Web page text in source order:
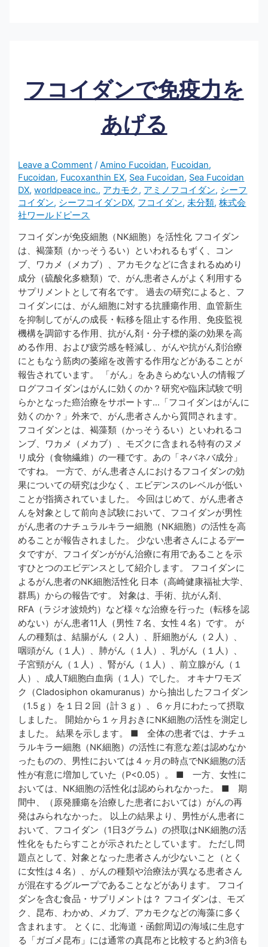
フコイダンで免疫力を
あげる
Leave a Comment /Amino Fucoidan, Fucoidan,
Fucoidan, Fucoxanthin EX, Sea Fucoidan, Sea Fucoidan
DX,worldpeace inc., アカモク, アミノフコイダン, シーフ
コイダン, シーフコイダンDX, フコイダン,未分類,株式会
社ワールドピース
フコイダンが免疫細胞（NK細胞）を活性化 フコイダン
は、褐藻類（かっそうるい）といわれるもずく、コン
ブ、ワカメ（メカブ）、アカモクなどに含まれるぬめり
成分（硫酸化多糖類）で、がん患者さんがよく利用する
サプリメントとして有名です。 過去の研究によると、フ
コイダンには、がん細胞に対する抗腫瘍作用、血管新生
を抑制してがんの成長・転移を阻止する作用、免疫監視
機構を調節する作用、抗がん剤・分子標的薬の効果を高
める作用、および疲労感を軽減し、がんや抗がん剤治療
にともなう筋肉の萎縮を改善する作用などがあることが
報告されています。 「がん」をあきらめない人の情報ブ
ログフコイダンはがんに効くのか？研究や臨床試験で明
らかとなった癌治療をサポートす…「フコイダンはがんに
効くのか？」外来で、がん患者さんから質問されます。
フコイダンとは、褐藻類（かっそうるい）といわれるコ
ンブ、ワカメ（メカブ）、モズクに含まれる特有のヌメ
リ成分（食物繊維）の一種です。あの「ネバネバ成分」
ですね。 一方で、がん患者さんにおけるフコイダンの効
果についての研究は少なく、エビデンスのレベルが低い
ことが指摘されていました。 今回はじめて、がん患者さ
んを対象として前向き試験において、フコイダンが男性
がん患者のナチュラルキラー細胞（NK細胞）の活性を高
めることが報告されました。 少ない患者さんによるデー
タですが、フコイダンががん治療に有用であることを示
すひとつのエビデンスとして紹介します。 フコイダンに
よるがん患者のNK細胞活性化 日本（高崎健康福祉大学、
群馬）からの報告です。 対象は、手術、抗がん剤、
RFA（ラジオ波焼灼）など様々な治療を行った（転移を認
めない）がん患者11人（男性７名、女性４名）です。 が
んの種類は、結腸がん（２人）、肝細胞がん（２人）、
咽頭がん（１人）、肺がん（１人）、乳がん（１人）、
子宮頸がん（１人）、腎がん（１人）、前立腺がん（１
人）、成人T細胞白血病（１人）でした。 オキナワモズ
ク（Cladosiphon okamuranus）から抽出したフコイダン
（1.5ｇ）を１日２回（計３ｇ）、６ヶ月にわたって摂取
しました。 開始から１ヶ月おきにNK細胞の活性を測定し
ました。 結果を示します。 ■ 全体の患者では、ナチュ
ラルキラー細胞（NK細胞）の活性に有意な差は認めなか
ったものの、男性においては４ヶ月の時点でNK細胞の活
性が有意に増加していた（P<0.05）。 ■ 一方、女性に
おいては、NK細胞の活性化は認められなかった。 ■ 期
間中、（原発腫瘍を治療した患者においては）がんの再
発はみられなかった。 以上の結果より、男性がん患者に
おいて、フコイダン（1日3グラム）の摂取はNK細胞の活
性化をもたらすことが示されたとしています。 ただし問
題点として、対象となった患者さんが少ないこと（とく
に女性は４名）、がんの種類や治療法が異なる患者さん
が混在するグループであることなどがあります。 フコイ
ダンを含む食品・サプリメントは？ フコイダンは、モズ
ク、昆布、わかめ、メカブ、アカモクなどの海藻に多く
含まれます。 とくに、北海道・函館周辺の海域に生息す
る「ガゴメ昆布」には通常の真昆布と比較すると約3倍も